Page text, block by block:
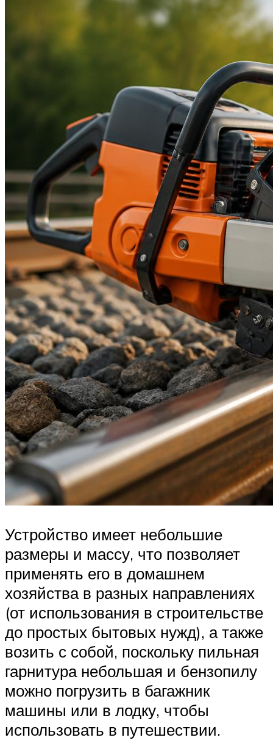
Устройство имеет небольшие
размеры и массу, что позволяет
применять его в домашнем
хозяйства в разных направлениях
(от использования в строительстве
до простых бытовых нужд), а также
возить с собой, поскольку пильная
гарнитура небольшая и бензопилу
можно погрузить в багажник
машины или в лодку, чтобы
использовать в путешествии.